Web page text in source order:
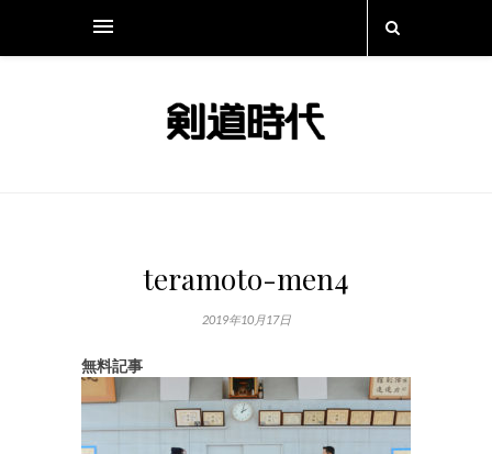
teramoto-men4
2019年10月17日
無料記事